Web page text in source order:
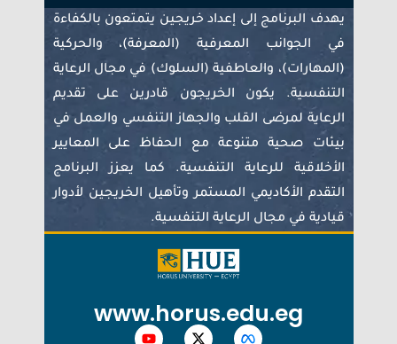
يهدف البرنامج إلى إعداد خريجين يتمتعون بالكفاءة
في الجوانب المعرفية (المعرفة)، والحركية
(المهارات)، والعاطفية (السلوك) في مجال الرعاية
التنفسية. يكون الخريجون قادرين على تقديم
الرعاية لمرضى القلب والجهاز التنفسي والعمل في
بيئات صحية متنوعة مع الحفاظ على المعايير
الأخلاقية للرعاية التنفسية. كما يعزز البرنامج
التقدم الأكاديمي المستمر وتأهيل الخريجين لأدوار
قيادية في مجال الرعاية التنفسية.
www.horus.edu.eg